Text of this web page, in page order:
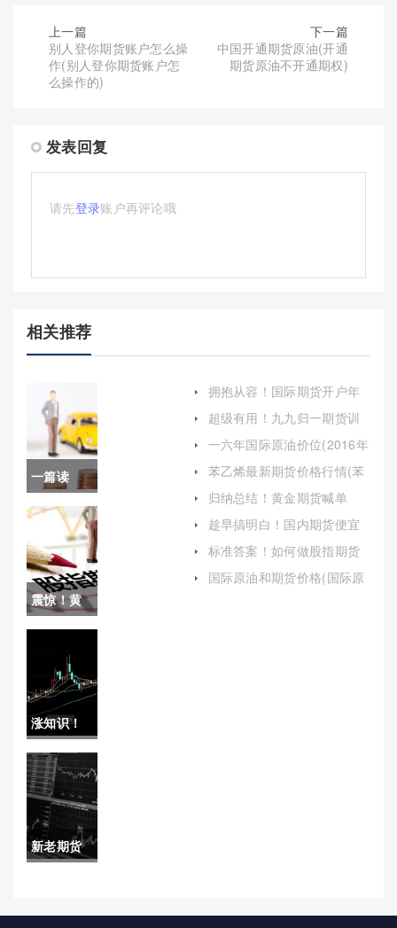
上一篇
别人登你期货账户怎么操
作(别人登你期货账户怎
么操作的)
下一篇
中国开通期货原油(开通
期货原油不开通期权)
发表回复
请先登录账户再评论哦
相关推荐
一篇读
懂！股指
期权和股
指期货(构
建多元化
震惊！黄
金喊单间
(黄金投资
领域)
涨知识！
白银期货
最新保证
金（及时
调整自己
新老期货
拥抱从容！国际期货开户年
龄（为投资者提供更加安
全、透明的投资环境）
超级有用！九九归一期货训
练营(九九归一期货)
一六年国际原油价位(2016年
国际原油价格)
苯乙烯最新期货价格行情(苯
乙烯期货价格行情走势)
归纳总结！黄金期货喊单
网：投资利器还是风险陷
阱？
趁早搞明白！国内期货便宜
手续费(期货的手续费是多少)
标准答案！如何做股指期货
(如何做股指期货基础知识)
国际原油和期货价格(国际原